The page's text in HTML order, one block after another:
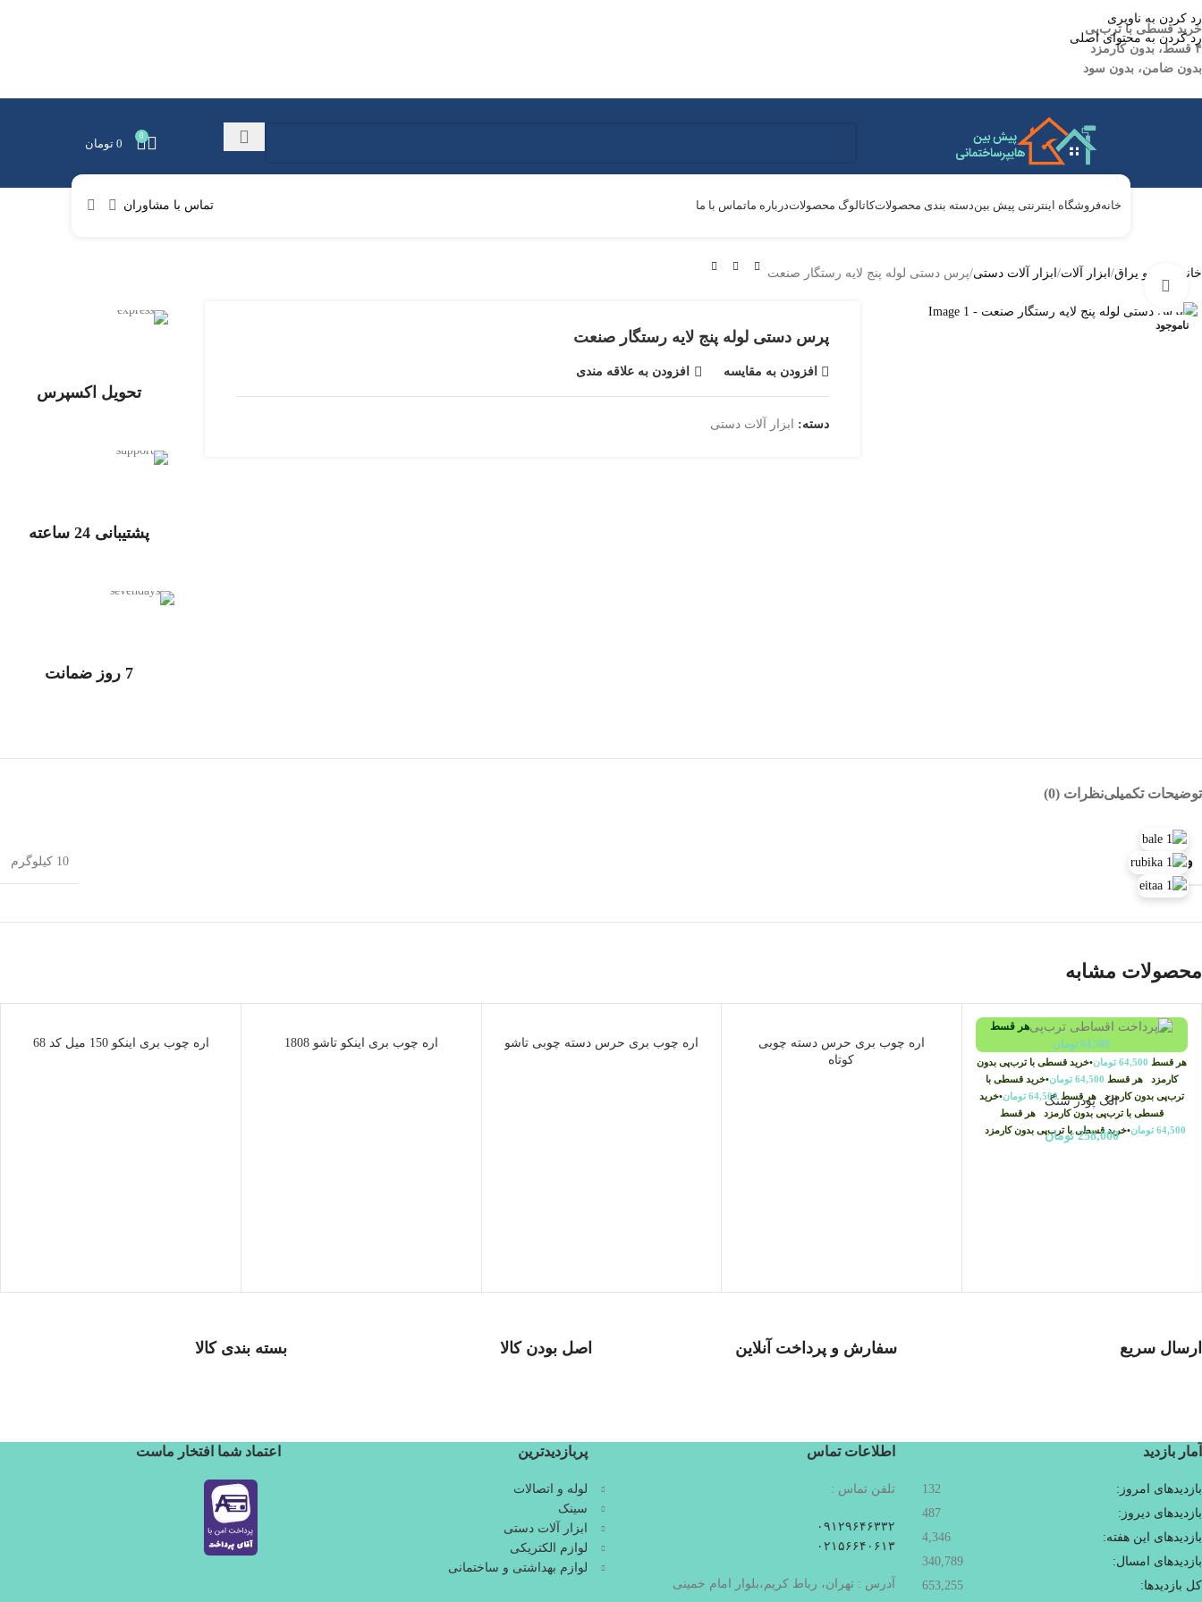
خرید قسطی با ترب‌پی
۴ قسط، بدون کارمزد
بدون ضامن، بدون سود
رد کردن به ناوبری
رد کردن به محتوای اصلی
0
0 تومان
خانهفروشگاه اینترنتی پیش بیندسته بندی محصولاتکاتالوگ محصولاتدرباره ماتماس با ما تماس با مشاوران
خانه ابزار و یراق ابزار آلات ابزار آلات دستی پرس دستی لوله پنج لایه رستگار صنعت
ناموجود
پرس دستی لوله پنج لایه رستگار صنعت
افزودن به مقایسه افزودن به علاقه مندی
دسته: ابزار آلات دستی
تحویل اکسپرس
پشتیبانی 24 ساعته
7 روز ضمانت
توضیحات تکمیلینظرات (0)
وزن 10 کیلوگرم
محصولات مشابه
هر قسط
64,500 تومان
هر قسط 64,500 تومان•خرید قسطی با ترب‌پی بدون
کارمزدهر قسط 64,500 تومان•خرید قسطی با
ترب‌پی بدون کارمزدهر قسط 64,500 تومان•خرید
قسطی با ترب‌پی بدون کارمزدهر قسط
64,500 تومان•خرید قسطی با ترب‌پی بدون کارمزد
الک پودر سنگ
258,000 تومان
ناموجود
اره چوب بری حرس دسته چوبی
کوتاه
ناموجود
اره چوب بری حرس دسته چوبی تاشو ناموجوداره چوب بری اینکو تاشو 1808 ناموجود
اره چوب بری اینکو 150 میل کد 68
ارسال سریع سفارش و پرداخت آنلاین اصل بودن کالا بسته بندی کالا
آمار بازدید
بازدیدهای امروز:
132
بازدیدهای دیروز:
487
بازدیدهای این هفته:
4,346
بازدیدهای امسال:
340,789
کل بازدیدها:
653,255
اطلاعات تماس
تلفن تماس :
۰۹۱۲۹۶۴۶۳۳۲
۰۲۱۵۶۶۴۰۶۱۳
آدرس : تهران، رباط کریم،بلوار امام خمینی
پربازدیدترین
لوله و اتصالات
سینک
ابزار آلات دستی
لوازم الکتریکی
لوازم بهداشتی و ساختمانی
اعتماد شما افتخار ماست